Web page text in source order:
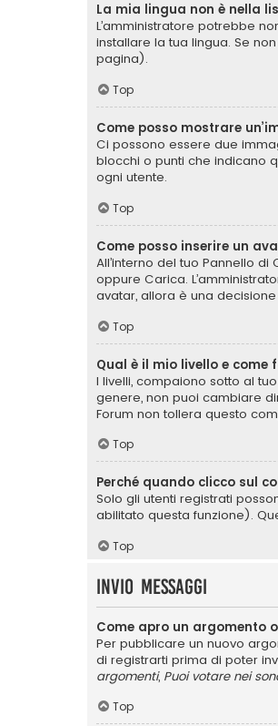
La mia lingua non è nella
L’amministratore potrebbe
installare la tua lingua. Se
pagina).
Top
Come posso mostrare
Ci possono essere due
blocchi o punti che indicano
ogni utente.
Top
Come posso inserire un
All’interno del tuo Pannello
oppure Carica.
avatar, allora è una
Top
Qual è il mio livello e
I livelli, compaiono sotto al
genere, non puoi cambiare
Forum non tollera questo
Top
Perché quando clicco sul
Solo gli utenti registrati
abilitato questa funzione).
Top
Invio Messaggi
Come apro un argomento
Per pubblicare un nuovo
di registrarti prima di poter
argomenti, Puoi votare nei
Top